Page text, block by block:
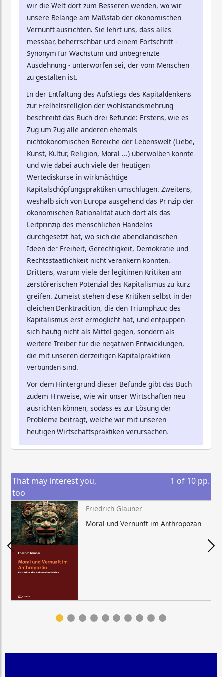
wir die Welt dort zum Besseren wenden, wo wir
unsere Belange am Maßstab der ökonomischen
Vernunft ausrichten. Sie lehrt uns, dass alles
messbar, beherrschbar und einem Fortschritt -
Synonym für Wachstum und unbegrenzte
Ausdehnung - unterworfen sei, der vom Menschen
zu gestalten ist.
In der Entfaltung des Aufstiegs des Kapitaldenkens
zur Freiheitsreligion der Wohlstandsmehrung
beschreibt das Buch drei Befunde: Erstens, wie es
Zug um Zug alle anderen ehemals
nichtökonomischen Bereiche der Lebenswelt (Liebe,
Kunst, Kultur, Religion, Moral ...) überwölben konnte
und wie dabei auch viele der heutigen
Wertediskurse in wirkmächtige
Kapitalschöpfungspraktiken umschlugen. Zweitens,
weshalb sich von Europa ausgehend das Prinzip der
ökonomischen Rationalität auch dort als das
Leitprinzip des menschlichen Handelns
durchgesetzt hat, wo sich die abendländischen
Ideen der Freiheit, Gerechtigkeit, Demokratie und
Rechtsstaatlichkeit nicht verankern konnten.
Drittens, warum viele der legitimen Kritiken am
zerstörerischen Potenzial des Kapitalismus zu kurz
greifen. Zumeist stehen diese Kritiken selbst in der
gleichen Denktradition, die den Triumphzug des
Kapitalismus erst ermöglicht hat, und entpuppen
sich häufig nicht als Mittel gegen, sondern als
weitere Treiber für die negativen Entwicklungen,
die mit unseren derzeitigen Kapitalpraktiken
verbunden sind.
Vor dem Hintergrund dieser Befunde gibt das Buch
zudem Hinweise, wie wir unser Wirtschaften neu
ausrichten können, sodass es zur Lösung der
Probleme beiträgt, welche wir mit unseren
heutigen Wirtschaftspraktiken verursachen.
That may interest you,
too
1 of 10 pp.
Friedrich Glauner
Moral und Vernunft im Anthropozän